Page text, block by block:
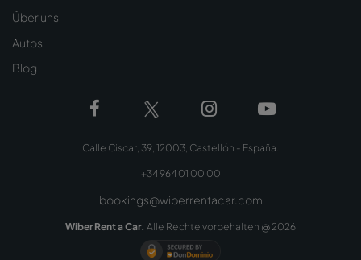
Über uns
Autos
Blog
Calle Ciscar, 39, 12003, Castellón - España.
+34 964 01 00 00
bookings@wiberrentacar.com
Wiber Rent a Car. Alle Rechte vorbehalten @ 2026